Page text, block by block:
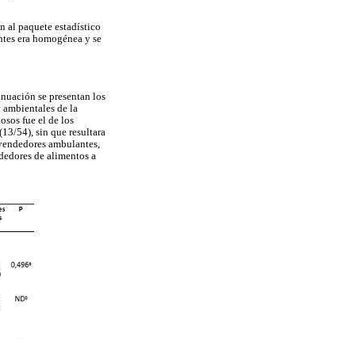
al paquete estadístico
era homogénea y se
se presentan los
ambientales de la
fue el de los
54), sin que resultara
ambulantes,
de alimentos a